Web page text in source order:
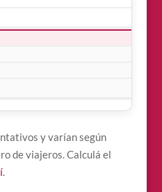
y varían según
de viajeros. Calculá el
.